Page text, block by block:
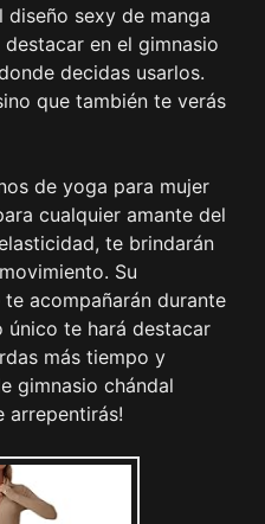
sexy de manga
en el gimnasio
decidas usarlos.
que también te verás
de yoga para mujer
cualquier amante del
te brindarán
Su
acompañarán durante
único te hará destacar
más tiempo y
gimnasio chándal
arrepentirás!